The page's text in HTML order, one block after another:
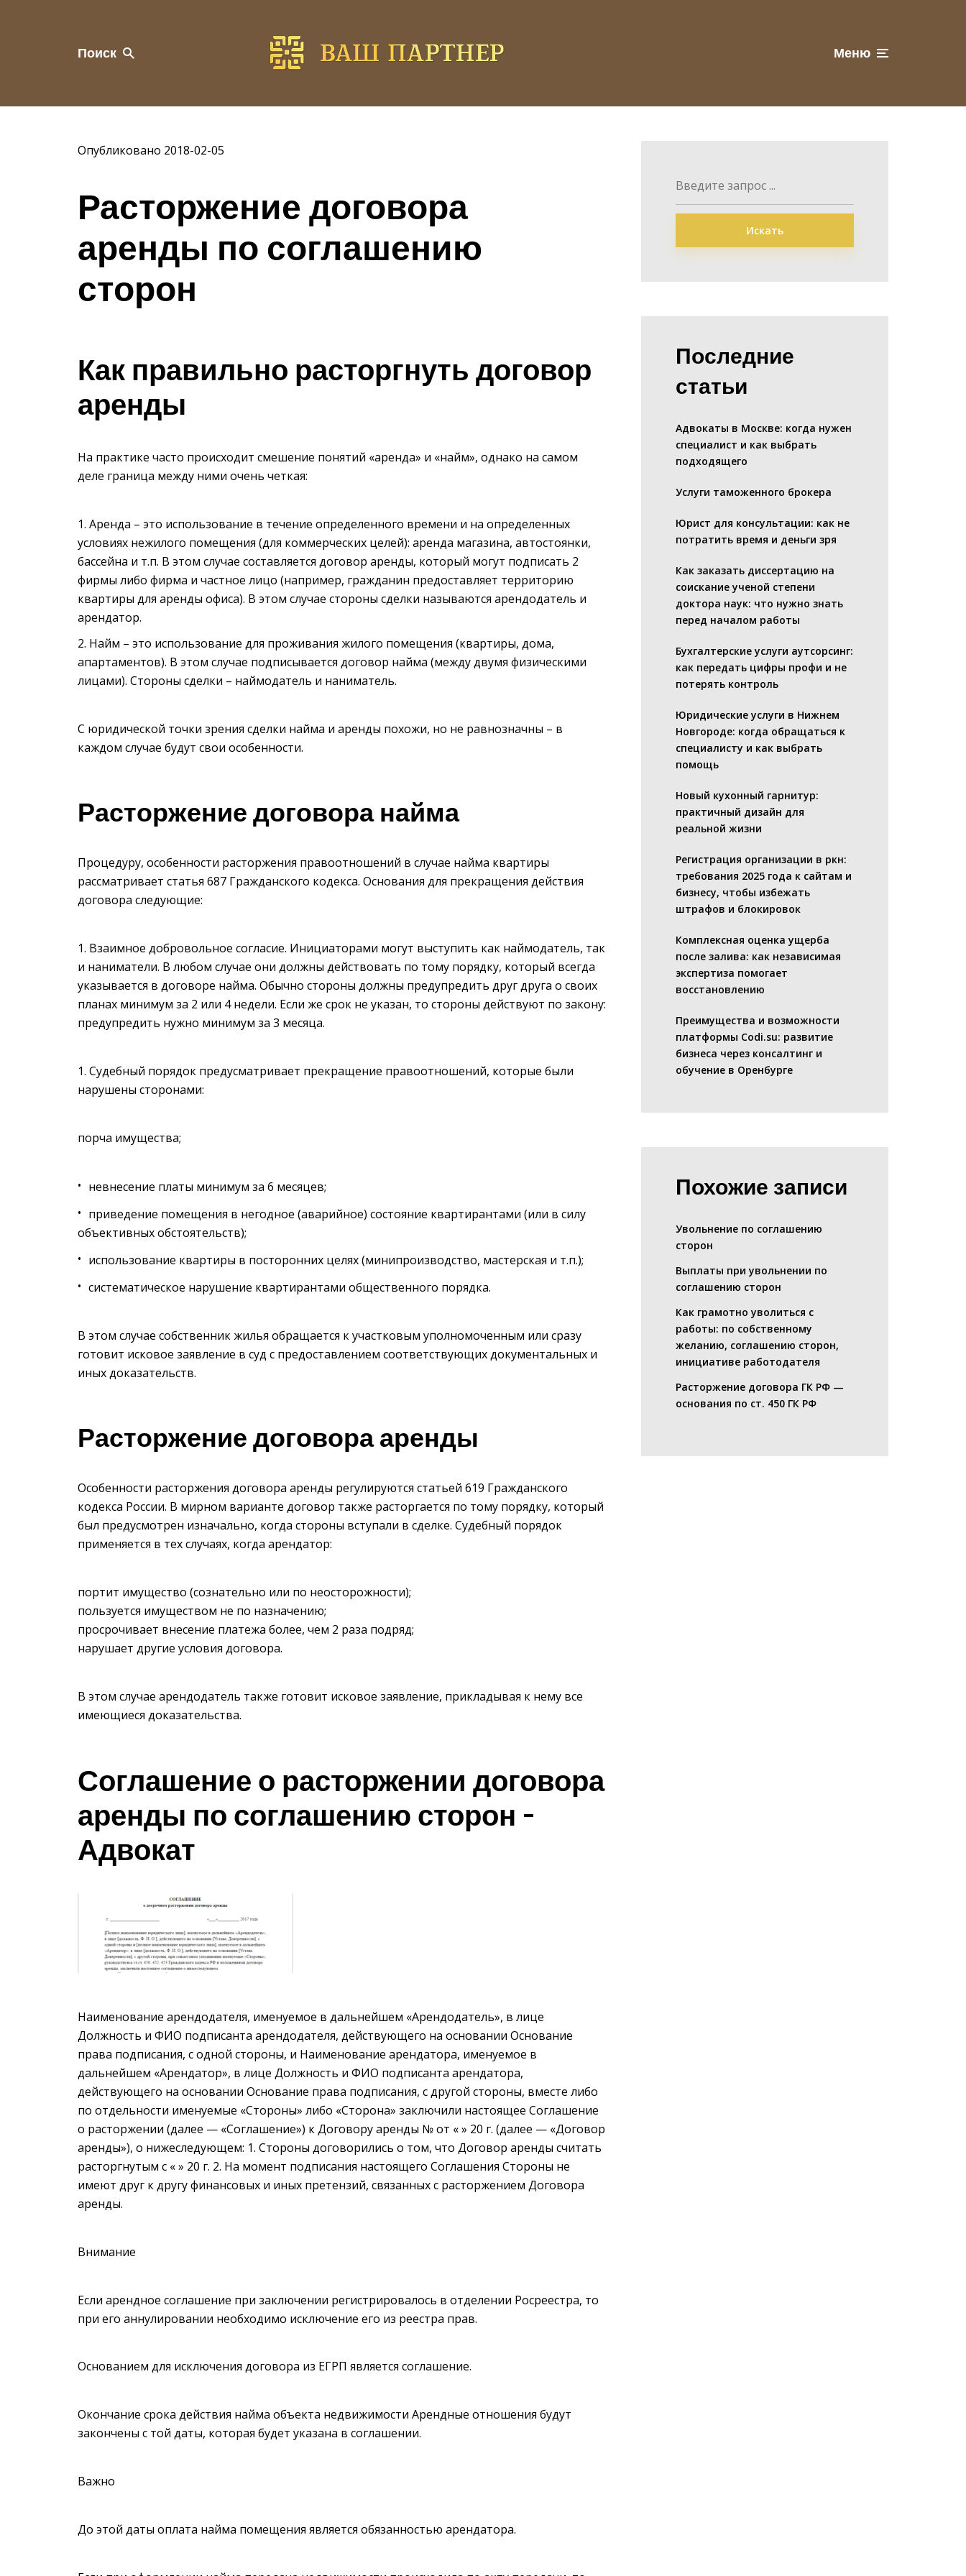
Поиск Меню
Опубликовано 2018-02-05
Расторжение договора
аренды по соглашению
сторон
Как правильно расторгнуть договор
аренды
На практике часто происходит смешение понятий «аренда» и «найм», однако на самом
деле граница между ними очень четкая:
Аренда – это использование в течение определенного времени и на определенных
условиях нежилого помещения (для коммерческих целей): аренда магазина, автостоянки,
бассейна и т.п. В этом случае составляется договор аренды, который могут подписать 2
фирмы либо фирма и частное лицо (например, гражданин предоставляет территорию
квартиры для аренды офиса). В этом случае стороны сделки называются арендодатель и
арендатор.
Найм – это использование для проживания жилого помещения (квартиры, дома,
апартаментов). В этом случае подписывается договор найма (между двумя физическими
лицами). Стороны сделки – наймодатель и наниматель.
С юридической точки зрения сделки найма и аренды похожи, но не равнозначны – в
каждом случае будут свои особенности.
Расторжение договора найма
Процедуру, особенности расторжения правоотношений в случае найма квартиры
рассматривает статья 687 Гражданского кодекса. Основания для прекращения действия
договора следующие:
Взаимное добровольное согласие. Инициаторами могут выступить как наймодатель, так
и наниматели. В любом случае они должны действовать по тому порядку, который всегда
указывается в договоре найма. Обычно стороны должны предупредить друг друга о своих
планах минимум за 2 или 4 недели. Если же срок не указан, то стороны действуют по закону:
предупредить нужно минимум за 3 месяца.
Судебный порядок предусматривает прекращение правоотношений, которые были
нарушены сторонами:
порча имущества;
невнесение платы минимум за 6 месяцев;
приведение помещения в негодное (аварийное) состояние квартирантами (или в силу
объективных обстоятельств);
использование квартиры в посторонних целях (минипроизводство, мастерская и т.п.);
систематическое нарушение квартирантами общественного порядка.
В этом случае собственник жилья обращается к участковым уполномоченным или сразу
готовит исковое заявление в суд с предоставлением соответствующих документальных и
иных доказательств.
Расторжение договора аренды
Особенности расторжения договора аренды регулируются статьей 619 Гражданского
кодекса России. В мирном варианте договор также расторгается по тому порядку, который
был предусмотрен изначально, когда стороны вступали в сделке. Судебный порядок
применяется в тех случаях, когда арендатор:
портит имущество (сознательно или по неосторожности);
пользуется имуществом не по назначению;
просрочивает внесение платежа более, чем 2 раза подряд;
нарушает другие условия договора.
В этом случае арендодатель также готовит исковое заявление, прикладывая к нему все
имеющиеся доказательства.
Соглашение о расторжении договора
аренды по соглашению сторон –
Адвокат
Наименование арендодателя, именуемое в дальнейшем «Арендодатель», в лице
Должность и ФИО подписанта арендодателя, действующего на основании Основание
права подписания, с одной стороны, и Наименование арендатора, именуемое в
дальнейшем «Арендатор», в лице Должность и ФИО подписанта арендатора,
действующего на основании Основание права подписания, с другой стороны, вместе либо
по отдельности именуемые «Стороны» либо «Сторона» заключили настоящее Соглашение
о расторжении (далее — «Соглашение») к Договору аренды № от « » 20 г. (далее — «Договор
аренды»), о нижеследующем: 1. Стороны договорились о том, что Договор аренды считать
расторгнутым с « » 20 г. 2. На момент подписания настоящего Соглашения Стороны не
имеют друг к другу финансовых и иных претензий, связанных с расторжением Договора
аренды.
Внимание
Если арендное соглашение при заключении регистрировалось в отделении Росреестра, то
при его аннулировании необходимо исключение его из реестра прав.
Основанием для исключения договора из ЕГРП является соглашение.
Окончание срока действия найма объекта недвижимости Арендные отношения будут
закончены с той даты, которая будет указана в соглашении.
Важно
До этой даты оплата найма помещения является обязанностью арендатора.
Искать
Последние
статьи
Адвокаты в Москве: когда нужен
специалист и как выбрать
подходящего
Услуги таможенного брокера
Юрист для консультации: как не
потратить время и деньги зря
Как заказать диссертацию на
соискание ученой степени
доктора наук: что нужно знать
перед началом работы
Бухгалтерские услуги аутсорсинг:
как передать цифры профи и не
потерять контроль
Юридические услуги в Нижнем
Новгороде: когда обращаться к
специалисту и как выбрать
помощь
Новый кухонный гарнитур:
практичный дизайн для
реальной жизни
Регистрация организации в ркн:
требования 2025 года к сайтам и
бизнесу, чтобы избежать
штрафов и блокировок
Комплексная оценка ущерба
после залива: как независимая
экспертиза помогает
восстановлению
Преимущества и возможности
платформы Codi.su: развитие
бизнеса через консалтинг и
обучение в Оренбурге
Похожие записи
Увольнение по соглашению
сторон
Выплаты при увольнении по
соглашению сторон
Как грамотно уволиться с
работы: по собственному
желанию, соглашению сторон,
инициативе работодателя
Расторжение договора ГК РФ —
основания по ст. 450 ГК РФ